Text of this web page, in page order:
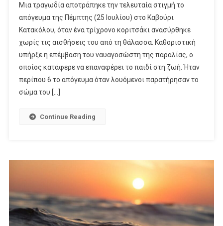
Μια τραγωδία αποτράπηκε την τελευταία στιγμή το
απόγευμα της Πέμπτης (25 Ιουλίου) στο Καβούρι
Κατακόλου, όταν ένα τρίχρονο κοριτσάκι ανασύρθηκε
χωρίς τις αισθήσεις του από τη θάλασσα. Καθοριστική
υπήρξε η επέμβαση του ναυαγοσώστη της παραλίας, ο
οποίος κατάφερε να επαναφέρει το παιδί στη ζωή. Ήταν
περίπου 6 το απόγευμα όταν λουόμενοι παρατήρησαν το
σώμα του […]
Continue Reading